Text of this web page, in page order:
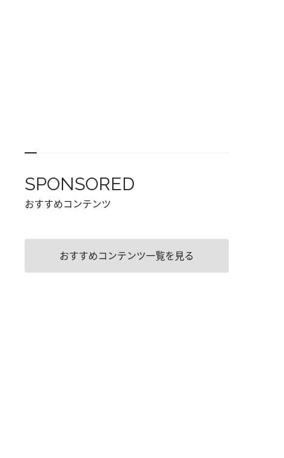
SPONSORED
おすすめコンテンツ
おすすめコンテンツ一覧を見る